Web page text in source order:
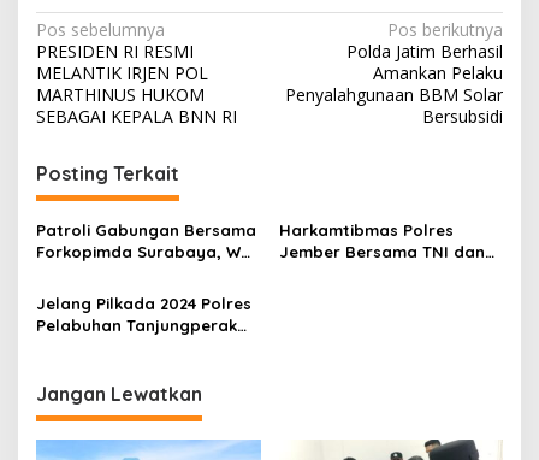
N
a
v
i
g
a
s
i
p
o
Pos sebelumnya
PRESIDEN RI RESMI
MELANTIK IRJEN POL
MARTHINUS HUKOM
SEBAGAI KEPALA BNN RI
Pos berikutnya
Polda Jatim Berhasil
Amankan Pelaku
Penyalahgunaan BBM Solar
Bersubsidi
Posting Terkait
Patroli Gabungan Bersama
Forkopimda Surabaya, Wali
Keamanan Kampung
Harkamtibmas Polres
Jember Bersama TNI dan
Jelang Pilkada 2024 Polres
Pelabuhan Tanjungperak
Jangan Lewatkan